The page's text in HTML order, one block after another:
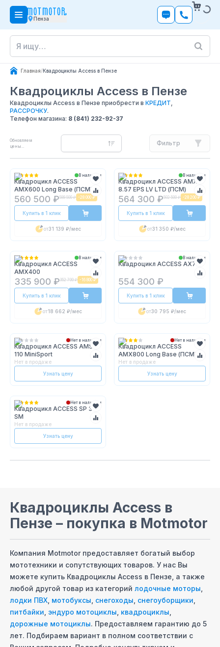
Пенза
Главная/Квадроциклы Access в Пензе
Квадроциклы Access в Пензе
Квадроциклы Access в Пензе приобрести в КРЕДИТ,
РАССРОЧКУ.
Телефон магазина: 8 (841) 232-92-37
Обновляем
цены...
Фильтр
В наличии
Квадроцикл ACCESS
AMX600 Long Base (ПСМ)
560 500 ₽588 500 ₽ -28 000 ₽
Купить в 1 клик
от31 139 ₽/мес
В наличии
Квадроцикл ACCESS AMX
8.57 EPS LV LTD (ПСМ)
564 300 ₽592 500 ₽ -28 200 ₽
Купить в 1 клик
от31 350 ₽/мес
В наличии
Квадроцикл ACCESS
AMX400
335 900 ₽352 700 ₽ -16 800 ₽
Купить в 1 клик
от18 662 ₽/мес
В наличии
Квадроцикл ACCESS AX700
554 300 ₽
Купить в 1 клик
от30 795 ₽/мес
Нет в наличии
Квадроцикл ACCESS AMS
110 MiniSport
Нет в продаже
Узнать цену
Нет в наличии
Квадроцикл ACCESS
AMX800 Long Base (ПСМ)
Нет в продаже
Узнать цену
Нет в наличии
Квадроцикл ACCESS SP 300
SM
Нет в продаже
Узнать цену
Квадроциклы Access в
Пензе – покупка в Motmotor
Компания Motmotor предоставляет богатый выбор
мототехники и сопутствующих товаров. У нас Вы
можете купить Квадроциклы Access в Пензе , а также
любой другой товар из категорий лодочные моторы
лодки ПВХ мотобуксы снегоходы снегоуборщики
питбайки эндуро мотоциклы квадроциклы
дорожные мотоциклы. Предоставляем гарантию до 5
лет. Подбираем вариант в полном соответствии с